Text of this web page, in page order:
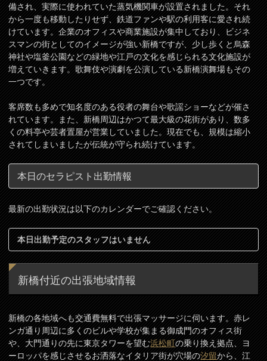
備され、実際に使われていた蒸気機関車が設置されました。それ
から一度も移動したりせず、鉄道ファンや駅の利用客に愛され続
けています。企業のオフィスや商業施設が集中しており、ビジネ
スマンの街としてのイメージが強い新橋ですが、少し歩くと烏森
神社や塩釜公園などの緑地や江戸の文化を感じられる文化施設が
増えていきます。歌舞伎や演劇を公演している新橋演舞場もその
一つです。
客席数も多めで知名度のある役者の舞台や歌謡ショーなどが催さ
れています。また、新橋周辺はかつて最大級の花街があり、数多
くの料亭や芸者置屋が営業していました。現在でも、規模は縮小
されてしまいましたが伝統が守られ続けています。
本日のセラピスト出勤情報
最新の出勤状況は以下のカレンダーでご確認ください。
本日出勤予定のスタッフはいません
新橋付近の出張地域情報
新橋の各地域へも交通費無料で出張マッサージに伺います。赤レ
ンガ通り周辺に多くのビルや学校が集まる御成門のオフィス街
や、大門通りの先に東京タワーを望む浜松町の乗り換え拠点、ヨ
ーロッパを感じさせるお洒落なイタリア街が穴場の汐留から、江